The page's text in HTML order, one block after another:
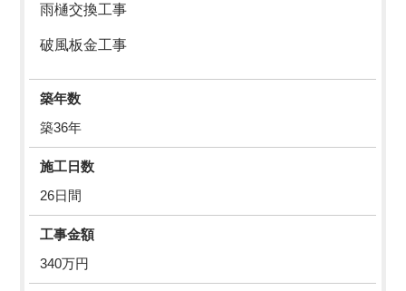
雨樋交換工事
破風板金工事
築年数
築36年
施工日数
26日間
工事金額
340万円